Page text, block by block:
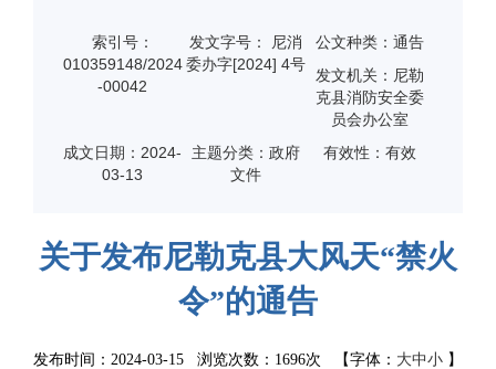
索引号：
010359148/2024
-00042
发文字号： 尼消
委办字[2024] 4号
公文种类：通告
发文机关：尼勒
克县消防安全委
员会办公室
成文日期： 2024-
03-13
主题分类：政府
文件
有效性：有效
关于发布尼勒克县大风天“禁火
令”的通告
发布时间：2024-03-15 浏览次数： 1696次 【字体： 大中小 】